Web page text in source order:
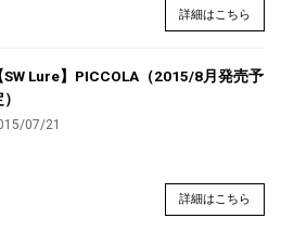
詳細はこちら
SW Lure】PICCOLA（2015/8月発売予
07/21
詳細はこちら